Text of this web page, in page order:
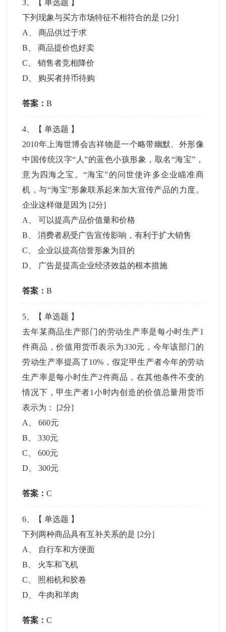
3 、【单选题 】
下列现象与买方市场特征不相符合的是 [2分]
A
、商品供过于求
B 、商品提价也好卖
C 、销售者竞相降价
D
购买者持币待购
答案：B
4 、【单选题 】
2010年上海世博会吉祥物是一个略带幽默、外形像
中国传统汉字“人”的蓝色小孩形象，取名“海宝”，
意为四海之宝。“海宝”的问世使许多企业瞄准商
机，与“海宝”形象联系起来加大宣传产品的力度。
企业这样做是因为 [2分]
A
、可以提高产品价值量和价格
B 、消费者易受广告宣传影响，有利于扩大销售
C 、企业以提高信誉形象为目的
D
广告是提高企业经济效益的根本措施
答案：B
5 、【单选题 】
去年某商品生产部门的劳动生产率是每小时生产1
件商品，价值用货币表示为330元，今年该部门的
劳动生产率提高了10%，假定甲生产者今年的劳动
生产率是每小时生产2件商品，在其他条件不变的
情况下，甲生产者1小时内创造的价值总量用货币
表示为： [2分]
A
、660元
B 、330元
C 、600元
D 、300元
答案：C
6 、【单选题 】
下列两种商品具有互补关系的是 [2分]
A
自行车和方便面
B
火车和飞机
C
照相机和胶卷
D 、牛肉和羊肉
答案：C